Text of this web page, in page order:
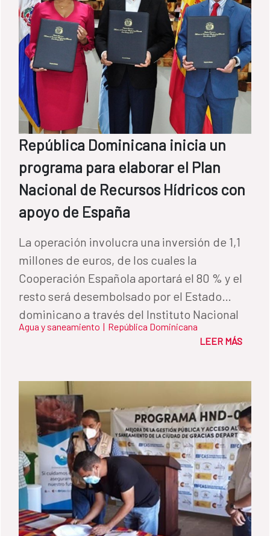
República Dominicana inicia un
programa para elaborar el Plan
Nacional de Recursos Hídricos con
apoyo de España
La operación involucra una inversión de 1,1
millones de euros, de los cuales la
Cooperación Española aportará el 80 % y el
resto será desembolsado por el Estado
dominicano a través del Instituto Nacional
de Recursos Hidráulicos (INDRHI).
Agua y saneamiento | República Dominicana
LEER MÁS